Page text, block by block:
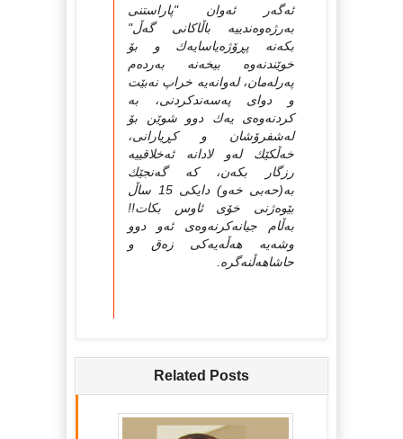
ئەگەر ئەوان "پاراستنی
بەرژەوەندییە باڵاكانی گەڵ"
بكەنە پڕۆژەیاسایەك و بۆ
خوێندنەوە بیخەنە بەردەم
پەرلەمان، لەوانەیە خراپ نەبێت
و دوای پەسەندكردنی، بە
كردنەوەی یەك دوو شوێن بۆ
لەشفرۆشان و كڕیارانی،
خەڵكێك لەو لادانە ئەخلاقییە
رزگار بكەن، كە گەنجێك
بە(حەبی خەو) دایكی 15 ساڵ
بێوەژنی خۆی ئاوس بكات!!
بەڵام جیانەكرنەوەی ئەو دوو
وشەیە هەڵەیەكی زەق و
حاشاهەڵنەگرە.
Related Posts